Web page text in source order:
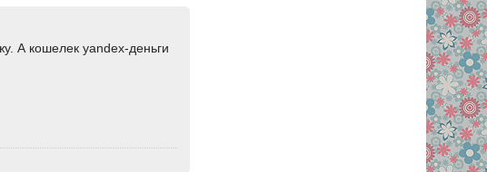
А кошелек yandex-деньги